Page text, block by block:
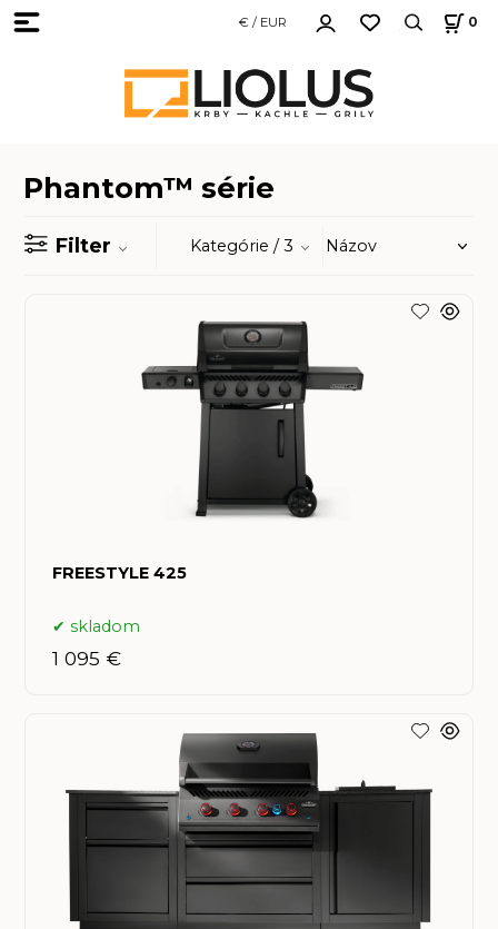
€ / EUR 0
Phantom™ série
Filter Kategórie / 3
FREESTYLE 425
skladom
1 095 €